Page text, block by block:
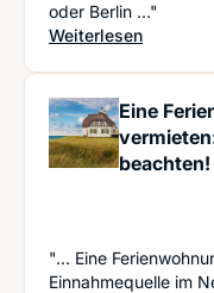
oder Berlin ..."
Weiterlesen: Die
Eine
beachten!
"... Eine
Einnahmequelle im